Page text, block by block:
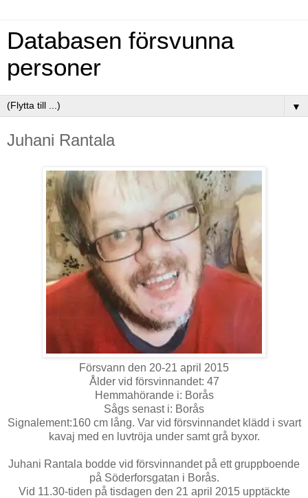
Databasen försvunna
personer
▼
Juhani Rantala
Försvann den 20-21 april 2015
Ålder vid försvinnandet: 47
Hemmahörande i: Borås
Sågs senast i: Borås
Signalement:160 cm lång. Var vid försvinnandet klädd i svart
kavaj med en luvtröja under samt grå byxor.
Juhani Rantala bodde vid försvinnandet på ett gruppboende
på Söderforsgatan i Borås.
Vid 11.30-tiden på tisdagen den 21 april 2015 upptäckte